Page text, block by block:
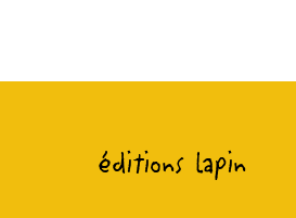
éditions lapin